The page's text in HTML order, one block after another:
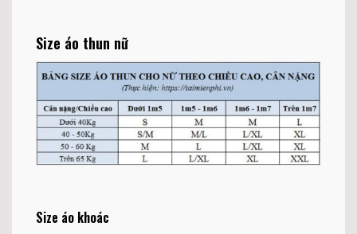
Size áo thun nữ
Size áo khoác